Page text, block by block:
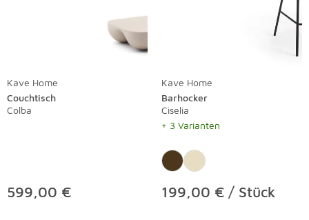
Kave Home
Couchtisch
Colba
599,00 €
Kave Home
Barhocker
Ciselia
+ 3 Varianten
199,00 € / Stück